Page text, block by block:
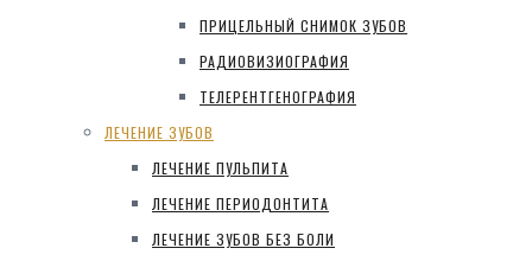
ПРИЦЕЛЬНЫЙ СНИМОК ЗУБОВ
РАДИОВИЗИОГРАФИЯ
ТЕЛЕРЕНТГЕНОГРАФИЯ
ЛЕЧЕНИЕ ЗУБОВ
ЛЕЧЕНИЕ ПУЛЬПИТА
ЛЕЧЕНИЕ ПЕРИОДОНТИТА
ЛЕЧЕНИЕ ЗУБОВ БЕЗ БОЛИ